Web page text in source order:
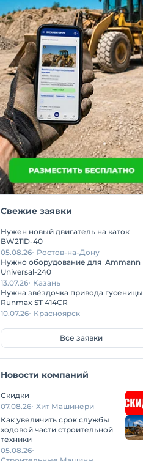
Свежие заявки
Нужен новый двигатель на каток
BW211D-40
05.08.26 Ростов-на-Дону
Нужно оборудование для Ammann
Universal-240
13.07.26 Казань
Нужна звёздочка привода гусеницы
Runmax ST 414CR
10.07.26 Красноярск
Все заявки
Новости компаний
Скидки
07.08.26 Хит Машинери
Как увеличить срок службы
ходовой части строительной
техники
05.08.26